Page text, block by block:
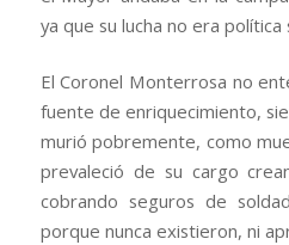
ya que su lucha no era política
El Coronel Monterrosa no
fuente de enriquecimiento,
murió pobremente, como
prevaleció de su cargo
cobrando seguros de
porque nunca existieron, ni